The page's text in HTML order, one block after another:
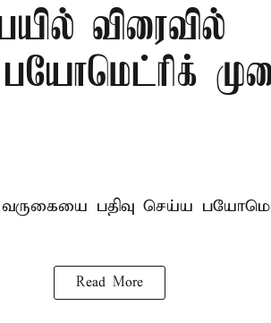
விரைவில்
பயோமெட்ரிக்
பதிவு செய்ய
Read More